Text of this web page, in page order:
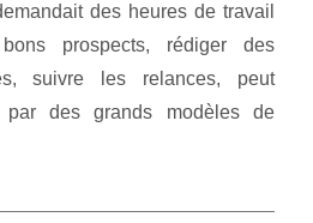
des heures de travail
prospects, rédiger des
suivre les relances, peut
par des grands modèles de